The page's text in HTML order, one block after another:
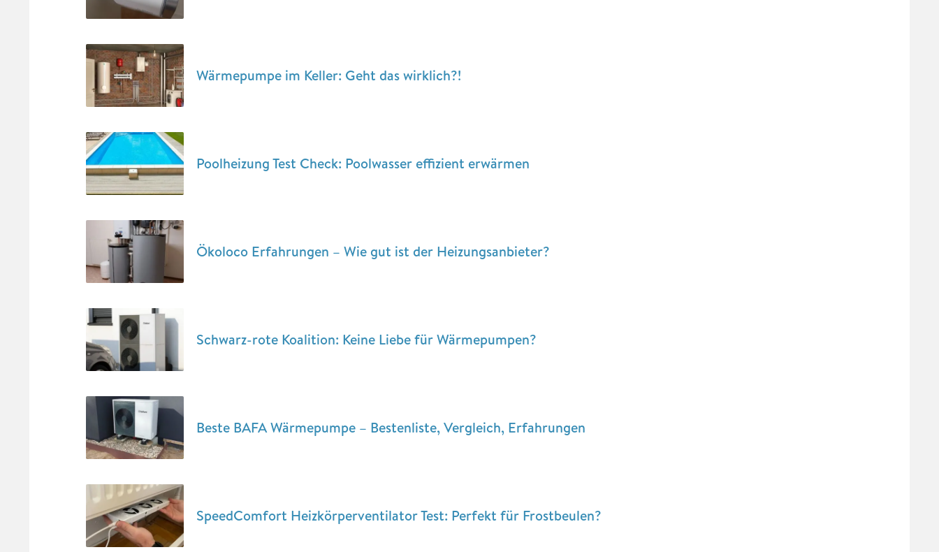
Wärmepumpe im Keller: Geht das wirklich?!
Poolheizung Test Check: Poolwasser effizient erwärmen
Ökoloco Erfahrungen – Wie gut ist der Heizungsanbieter?
Schwarz-rote Koalition: Keine Liebe für Wärmepumpen?
Beste BAFA Wärmepumpe – Bestenliste, Vergleich, Erfahrungen
SpeedComfort Heizkörperventilator Test: Perfekt für Frostbeulen?